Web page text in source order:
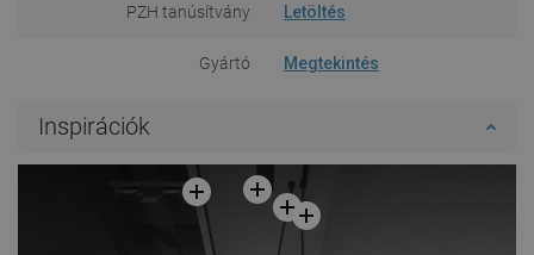
PZH tanúsítvány Letöltés
Gyártó Megtekintés
Inspirációk